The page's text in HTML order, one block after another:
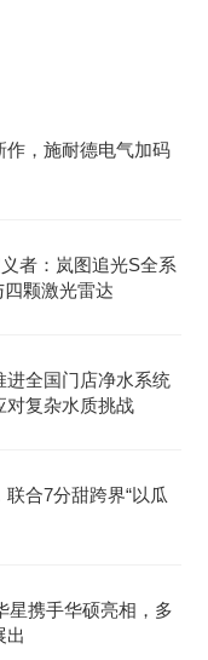
作，施耐德电气加码
者：岚图追光S全系
颗激光雷达
进全国门店净水系统
对复杂水质挑战
合7分甜跨界“以瓜
星携手华硕亮相，多
出